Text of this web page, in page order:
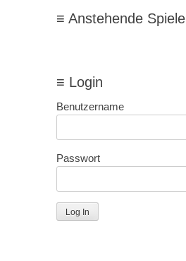
≡ Anstehende Spiele
≡ Login
Benutzername
Passwort